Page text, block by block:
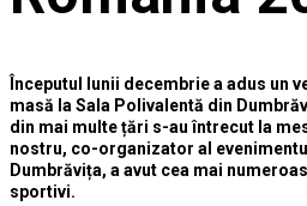
Începutul lunii decembrie a adus un
masă la Sala Polivalentă din
din mai multe țări s-au întrecut la
nostru, co-organizator al
Dumbrăvița, a avut cea mai
sportivi.